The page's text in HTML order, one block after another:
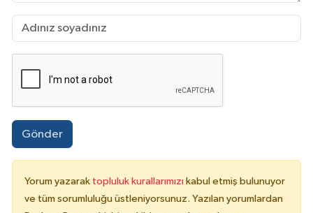
Gönder
Yorum yazarak topluluk kurallarımızı kabul etmiş bulunuyor
ve tüm sorumluluğu üstleniyorsunuz. Yazılan yorumlardan